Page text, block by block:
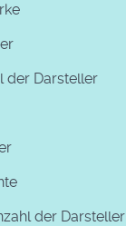
der Darsteller
der Darsteller